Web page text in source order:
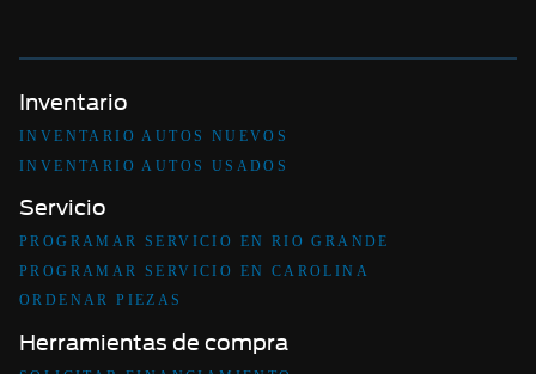
Inventario
INVENTARIO AUTOS NUEVOS
INVENTARIO AUTOS USADOS
Servicio
PROGRAMAR SERVICIO EN RIO GRANDE
PROGRAMAR SERVICIO EN CAROLINA
ORDENAR PIEZAS
Herramientas de compra